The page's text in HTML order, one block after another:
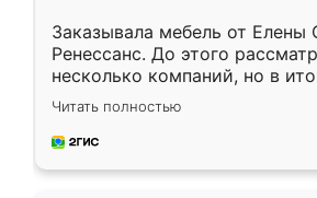
Заказывала мебель от Елены
Ренессанс. До этого
несколько компаний, но в
эту. Сначала обговорили
приехал замерщик, всё
и снял размеры. Изготовили в
Читать полностью